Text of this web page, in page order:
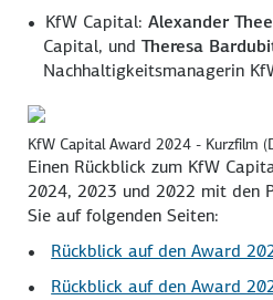
KfW Capital:Alexander
Capital, undTheresa
Nachhaltigkeitsmanagerin
KfW Capital Award 2024 - Kurzfilm
Einen Rückblick zum KfW
2024, 2023 und 2022 ­mit den
Sie auf folgenden Seiten:
Rückblick auf den Award
Rückblick auf den Award